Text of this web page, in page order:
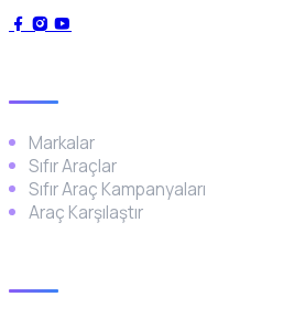
Markalar
Sıfır Araçlar
Sıfır Araç Kampanyaları
Araç Karşılaştır